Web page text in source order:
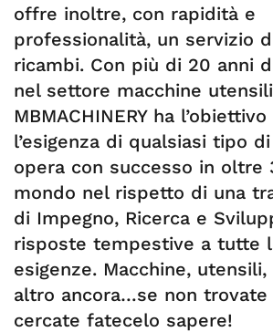
offre inoltre, con rapidità e
professionalità, un servizio
ricambi. Con più di 20 anni
nel settore macchine
MBMACHINERY ha
l’esigenza di qualsiasi tipo
opera con successo in oltre
mondo nel rispetto di una
di Impegno, Ricerca e
risposte tempestive a tutte
esigenze. Macchine,
altro ancora…se non trovate
cercate fatecelo sapere!